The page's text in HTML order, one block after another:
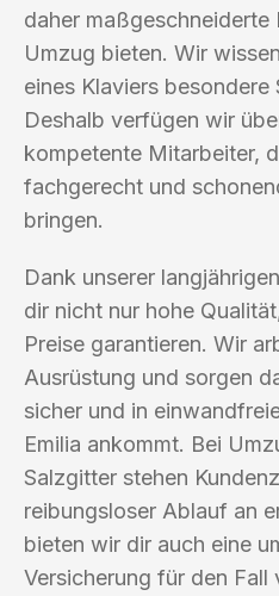
daher maßgeschneiderte
Umzug bieten. Wir
eines Klaviers
Deshalb verfügen wir
kompetente Mitarbeiter,
fachgerecht und
bringen.
Dank unserer
dir nicht nur hohe
Preise garantieren. Wir
Ausrüstung und sorgen
sicher und in
Emilia ankommt. Bei
Salzgitter stehen
reibungsloser Ablauf an
bieten wir dir auch eine
Versicherung für den Fall